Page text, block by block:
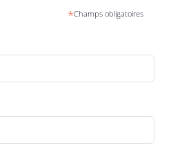
*Champs obligatoires